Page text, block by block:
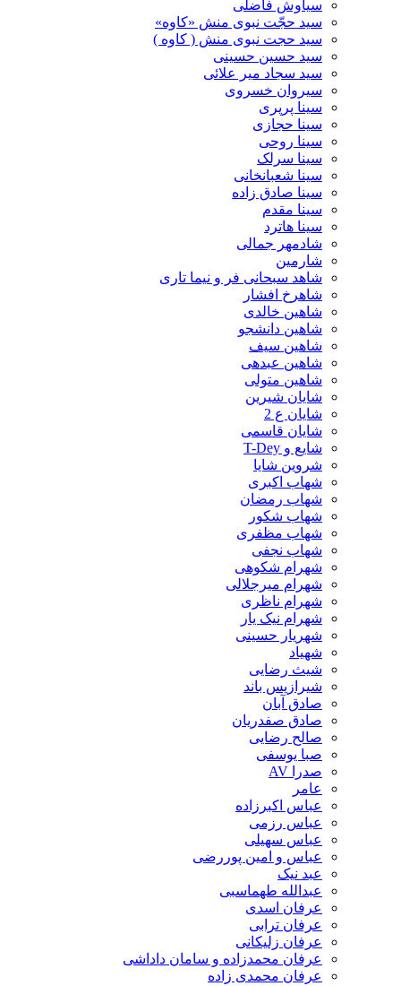
سیاوش فاضلی
سید حجّت نبوی منش «کاوه»
سید حجت نبوی منش ( کاوه )
سید حسین حسینى
سید سجاد میر علائی
سیروان خسروی
سینا پرپری
سینا حجازی
سینا روحی
سینا سرلک
سینا شعبانخانی
سینا صادق زاده
سینا مقدم
سینا هاترد
شادمهر جمالی
شارمین
شاهد سبحانی فر و نیما تاری
شاهرخ افشار
شاهین خالدی
شاهین دانشجو
شاهین سیف
شاهین عبدهی
شاهین متولی
شایان شیرین
شایان ع 2
شایان قاسمی
شایع و T-Dey
شروین شایا
شهاب اکبری
شهاب رمضان
شهاب شکور
شهاب مظفری
شهاب نجفی
شهرام شکوهی
شهرام میرجلالی
شهرام ناظری
شهرام نیک یار
شهریار حسینی
شهیاد
شیث رضایی
شیرازیس باند
صادق آبان
صادق صفدریان
صالح رضایی
صبا یوسفی
صدرا AV
عامر
عباس اکبرزاده
عباس رزمی
عباس سهیلی
عباس و امین پوررضی
عبد نیک
عبدالله طهماسبی‎
عرفان اسدی
عرفان ترابی
عرفان زلیکانی
عرفان محمدزاده و سامان داداشی
عرفان محمدی زاده